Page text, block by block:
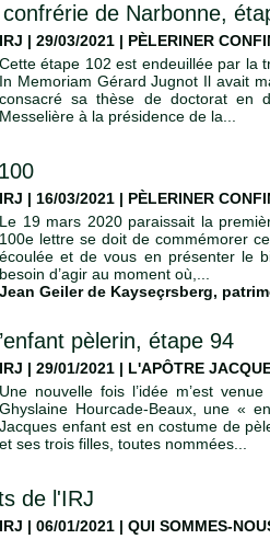
de Narbonne,
IRJ | 29/03/2021 | PÈLERINER
Cette étape 102 est endeuillée par la
In Memoriam Gérard Jugnot Il avait
consacré sa thèse de doctorat en
Messelière à la présidence de la...
IRJ | 16/03/2021 | PÈLERINER
Le 19 mars 2020 paraissait la
100e lettre se doit de commémorer
écoulée et de vous en présenter le
besoin d’agir au moment où,...
Jean Geiler de Kayseçrsberg,
pèlerin, étape 94
IRJ | 29/01/2021 | L'APÔTRE
Une nouvelle fois l’idée m’est
Ghyslaine Hourcade-Beaux, une «
Jacques enfant est en costume de
et ses trois filles, toutes nommées...
de l'IRJ
IRJ | 06/01/2021 | QUI SOMMES-